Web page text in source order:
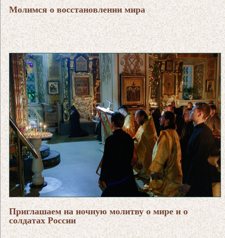
Молимся о восстановлении мира
Приглашаем на ночную молитву о мире и о
солдатах России